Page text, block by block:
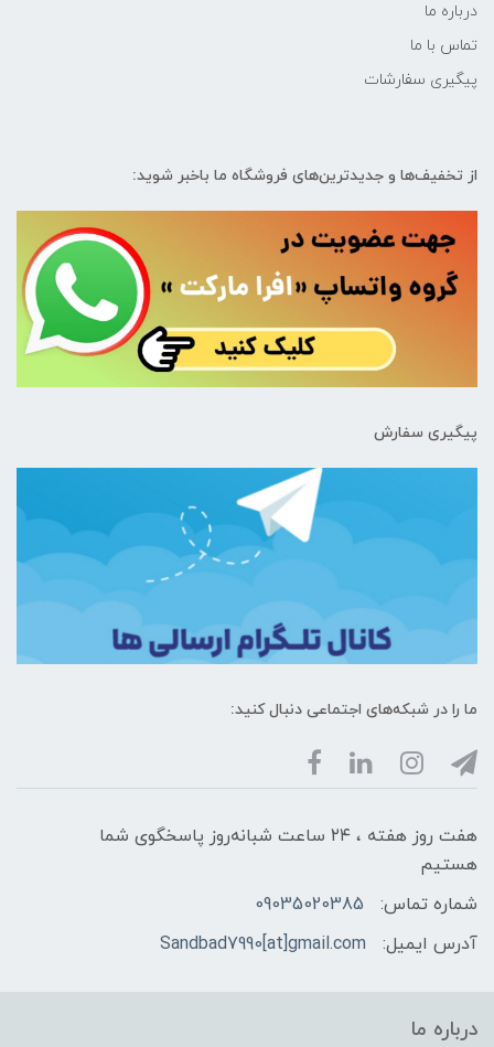
درباره ما
تماس با ما
پیگیری سفارشات
از تخفیف‌ها و جدیدترین‌های فروشگاه ما باخبر شوید:
پیگیری سفارش
ما را در شبکه‌های اجتماعی دنبال کنید:
هفت روز هفته ، ۲۴ ساعت شبانه‌روز پاسخگوی شما
هستیم
شماره تماس:
09035020385
آدرس ایمیل:
Sandbad7990[at]gmail.com
درباره ما